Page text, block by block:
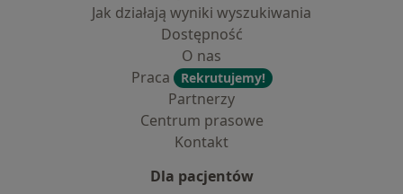
Jak działają wyniki wyszukiwania
Dostępność
O nas
Praca
Rekrutujemy!
Partnerzy
Centrum prasowe
Kontakt
Dla pacjentów